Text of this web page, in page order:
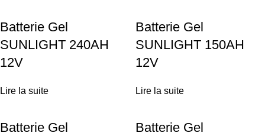
Batterie Gel
SUNLIGHT 240AH
12V
Lire la suite
Batterie Gel
SUNLIGHT 150AH
12V
Lire la suite
Batterie Gel
Batterie Gel